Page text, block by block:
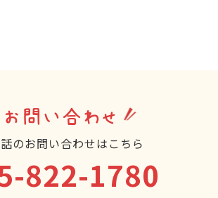
お問い合わせ
のお問い合わせはこちら
822-1780